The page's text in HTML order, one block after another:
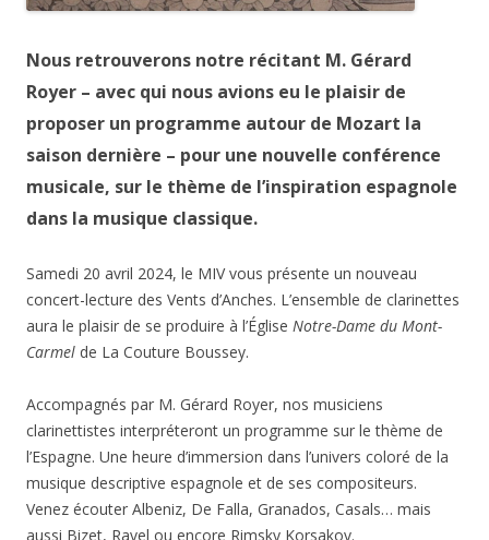
Nous retrouverons notre récitant M. Gérard
Royer – avec qui nous avions eu le plaisir de
proposer un programme autour de Mozart la
saison dernière – pour une nouvelle conférence
musicale, sur le thème de l’inspiration espagnole
dans la musique classique.
Samedi 20 avril 2024, le MIV vous présente un nouveau
concert-lecture des Vents d’Anches. L’ensemble de clarinettes
aura le plaisir de se produire à l’Église Notre-Dame du Mont-
Carmel de La Couture Boussey.
Accompagnés par M. Gérard Royer, nos musiciens
clarinettistes interpréteront un programme sur le thème de
l’Espagne. Une heure d’immersion dans l’univers coloré de la
musique descriptive espagnole et de ses compositeurs.
Venez écouter Albeniz, De Falla, Granados, Casals… mais
aussi Bizet, Ravel ou encore Rimsky Korsakov.